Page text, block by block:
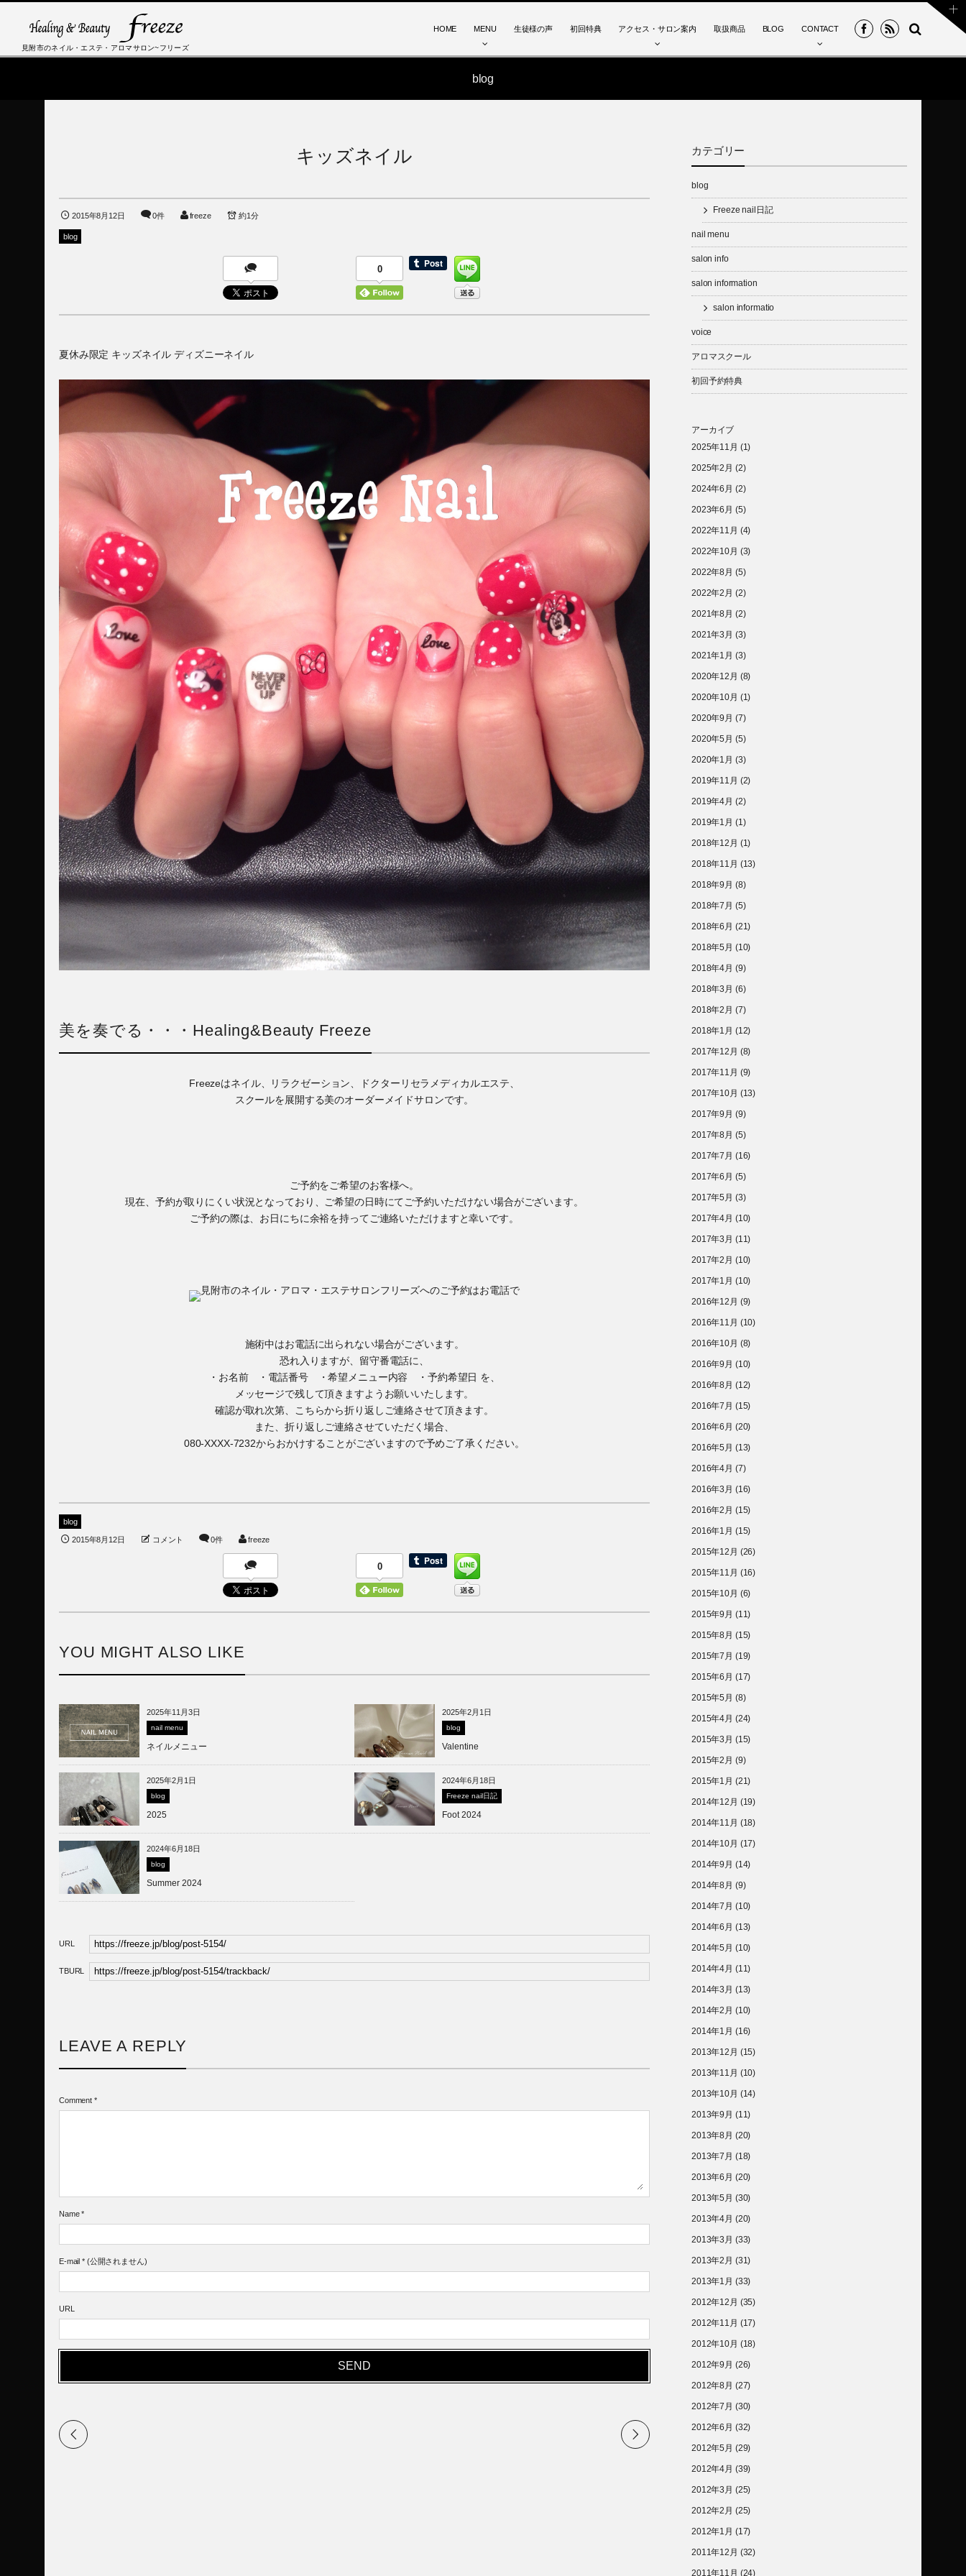
見附市のネイル・エステ・アロマサロン~フリーズ
HOME MENU 生徒様の声 初回特典 アクセス・サロン案内 取扱商品 BLOG CONTACT
blog
キッズネイル
2015年8月12日 0件 freeze 約1分
blog
0
夏休み限定 キッズネイル ディズニーネイル
美を奏でる・・・Healing&Beauty Freeze
Freezeはネイル、リラクゼーション、ドクターリセラメディカルエステ、
スクールを展開する美のオーダーメイドサロンです。
ご予約をご希望のお客様へ。
現在、予約が取りにくい状況となっており、ご希望の日時にてご予約いただけない場合がございます。
ご予約の際は、お日にちに余裕を持ってご連絡いただけますと幸いです。
施術中はお電話に出られない場合がございます。
恐れ入りますが、留守番電話に、
・お名前 ・電話番号 ・希望メニュー内容 ・予約希望日 を、
メッセージで残して頂きますようお願いいたします。
確認が取れ次第、こちらから折り返しご連絡させて頂きます。
また、折り返しご連絡させていただく場合、
080-XXXX-7232からおかけすることがございますので予めご了承ください。
blog
2015年8月12日 コメント 0件 freeze
0
YOU MIGHT ALSO LIKE
2025年11月3日
nail menu
ネイルメニュー
2025年2月1日
blog
Valentine
2025年2月1日
blog
2025
2024年6月18日
Freeze nail日記
Foot 2024
2024年6月18日
blog
Summer 2024
URL
TBURL
LEAVE A REPLY
Comment *
Name *
E-mail *(公開されません)
URL
カテゴリー
blog
Freeze nail日記
nail menu
salon info
salon information
salon informatio
voice
アロマスクール
初回予約特典
アーカイブ
2025年11月 (1)
2025年2月 (2)
2024年6月 (2)
2023年6月 (5)
2022年11月 (4)
2022年10月 (3)
2022年8月 (5)
2022年2月 (2)
2021年8月 (2)
2021年3月 (3)
2021年1月 (3)
2020年12月 (8)
2020年10月 (1)
2020年9月 (7)
2020年5月 (5)
2020年1月 (3)
2019年11月 (2)
2019年4月 (2)
2019年1月 (1)
2018年12月 (1)
2018年11月 (13)
2018年9月 (8)
2018年7月 (5)
2018年6月 (21)
2018年5月 (10)
2018年4月 (9)
2018年3月 (6)
2018年2月 (7)
2018年1月 (12)
2017年12月 (8)
2017年11月 (9)
2017年10月 (13)
2017年9月 (9)
2017年8月 (5)
2017年7月 (16)
2017年6月 (5)
2017年5月 (3)
2017年4月 (10)
2017年3月 (11)
2017年2月 (10)
2017年1月 (10)
2016年12月 (9)
2016年11月 (10)
2016年10月 (8)
2016年9月 (10)
2016年8月 (12)
2016年7月 (15)
2016年6月 (20)
2016年5月 (13)
2016年4月 (7)
2016年3月 (16)
2016年2月 (15)
2016年1月 (15)
2015年12月 (26)
2015年11月 (16)
2015年10月 (6)
2015年9月 (11)
2015年8月 (15)
2015年7月 (19)
2015年6月 (17)
2015年5月 (8)
2015年4月 (24)
2015年3月 (15)
2015年2月 (9)
2015年1月 (21)
2014年12月 (19)
2014年11月 (18)
2014年10月 (17)
2014年9月 (14)
2014年8月 (9)
2014年7月 (10)
2014年6月 (13)
2014年5月 (10)
2014年4月 (11)
2014年3月 (13)
2014年2月 (10)
2014年1月 (16)
2013年12月 (15)
2013年11月 (10)
2013年10月 (14)
2013年9月 (11)
2013年8月 (20)
2013年7月 (18)
2013年6月 (20)
2013年5月 (30)
2013年4月 (20)
2013年3月 (33)
2013年2月 (31)
2013年1月 (33)
2012年12月 (35)
2012年11月 (17)
2012年10月 (18)
2012年9月 (26)
2012年8月 (27)
2012年7月 (30)
2012年6月 (32)
2012年5月 (29)
2012年4月 (39)
2012年3月 (25)
2012年2月 (25)
2012年1月 (17)
2011年12月 (32)
2011年11月 (24)